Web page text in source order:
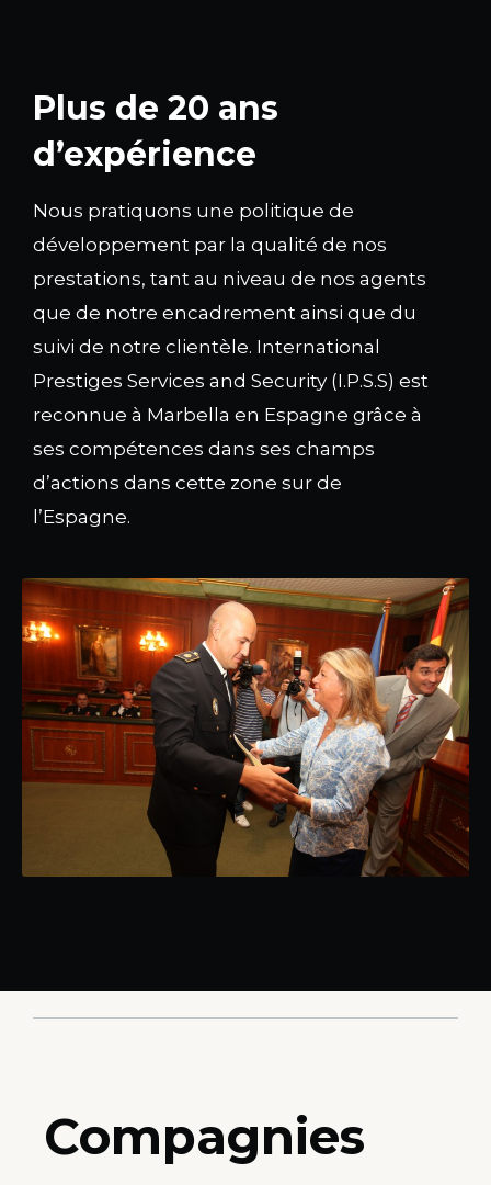
Plus de 20 ans
d’expérience
Nous pratiquons une politique de
développement par la qualité de nos
prestations, tant au niveau de nos agents
que de notre encadrement ainsi que du
suivi de notre clientèle. International
Prestiges Services and Security (I.P.S.S) est
reconnue à Marbella en Espagne grâce à
ses compétences dans ses champs
d’actions dans cette zone sur de
l’Espagne.
Compagnies